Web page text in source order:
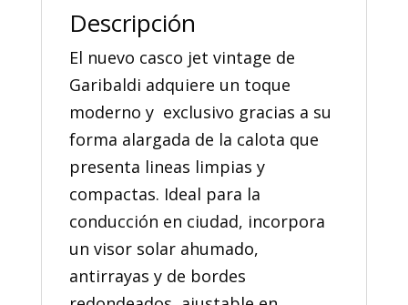
Descripción
El nuevo casco jet vintage de
Garibaldi adquiere un toque
moderno y exclusivo gracias a su
forma alargada de la calota que
presenta lineas limpias y
compactas. Ideal para la
conducción en ciudad, incorpora
un visor solar ahumado,
antirrayas y de bordes